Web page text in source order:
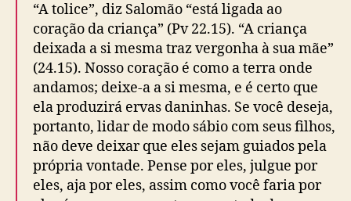
“A tolice”, diz Salomão “está ligada ao
coração da criança” (Pv 22.15). “A criança
deixada a si mesma traz vergonha à sua mãe”
(24.15). Nosso coração é como a terra onde
andamos; deixe-a a si mesma, e é certo que
ela produzirá ervas daninhas. Se você deseja,
portanto, lidar de modo sábio com seus filhos,
não deve deixar que eles sejam guiados pela
própria vontade. Pense por eles, julgue por
eles, aja por eles, assim como você faria por